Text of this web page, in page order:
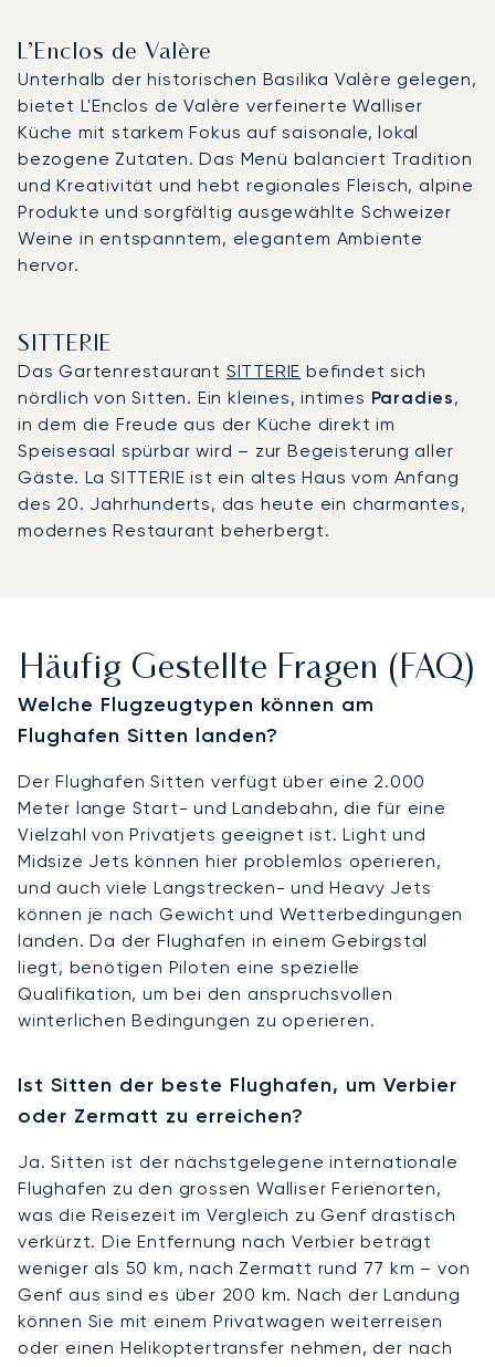
L’Enclos de Valère
Unterhalb der historischen Basilika Valère gelegen,
bietet L'Enclos de Valère verfeinerte Walliser
Küche mit starkem Fokus auf saisonale, lokal
bezogene Zutaten. Das Menü balanciert Tradition
und Kreativität und hebt regionales Fleisch, alpine
Produkte und sorgfältig ausgewählte Schweizer
Weine in entspanntem, elegantem Ambiente
hervor.
SITTERIE
Das Gartenrestaurant SITTERIE befindet sich
nördlich von Sitten. Ein kleines, intimes Paradies,
in dem die Freude aus der Küche direkt im
Speisesaal spürbar wird – zur Begeisterung aller
Gäste. La SITTERIE ist ein altes Haus vom Anfang
des 20. Jahrhunderts, das heute ein charmantes,
modernes Restaurant beherbergt.
Häufig Gestellte Fragen (FAQ)
Welche Flugzeugtypen können am
Flughafen Sitten landen?
Der Flughafen Sitten verfügt über eine 2.000
Meter lange Start- und Landebahn, die für eine
Vielzahl von Privatjets geeignet ist. Light und
Midsize Jets können hier problemlos operieren,
und auch viele Langstrecken- und Heavy Jets
können je nach Gewicht und Wetterbedingungen
landen. Da der Flughafen in einem Gebirgstal
liegt, benötigen Piloten eine spezielle
Qualifikation, um bei den anspruchsvollen
winterlichen Bedingungen zu operieren.
Ist Sitten der beste Flughafen, um Verbier
oder Zermatt zu erreichen?
Ja. Sitten ist der nächstgelegene internationale
Flughafen zu den grossen Walliser Ferienorten,
was die Reisezeit im Vergleich zu Genf drastisch
verkürzt. Die Entfernung nach Verbier beträgt
weniger als 50 km, nach Zermatt rund 77 km – von
Genf aus sind es über 200 km. Nach der Landung
können Sie mit einem Privatwagen weiterreisen
oder einen Helikoptertransfer nehmen, der nach